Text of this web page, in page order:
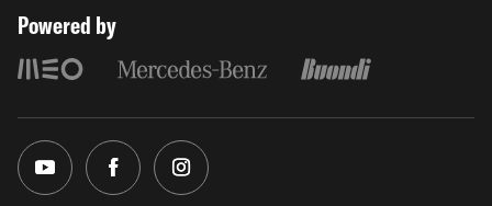
Powered by